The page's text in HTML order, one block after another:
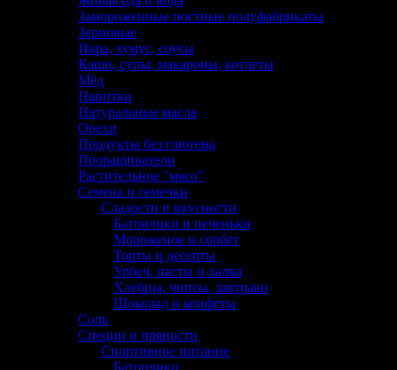
Замороженные постные полуфабрикаты
Зерновые
Икра, хумус, соусы
Каши, супы, макароны, котлеты
Мёд
Напитки
Натуральные масла
Орехи
Продукты без глютена
Проращиватели
Растительное "мясо"
Семена и семечки
Сладости и вкусности
Батончики и печеньки
Мороженое и сорбет
Торты и десерты
Урбеч, пасты и халва
Хлебцы, чипсы, завтраки
Шоколад и конфеты
Соль
Специи и пряности
Спортивное питание
Батончики